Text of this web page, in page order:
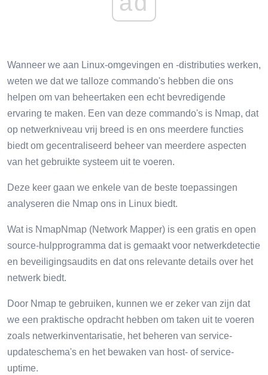
Wanneer we aan Linux-omgevingen en -distributies werken,
weten we dat we talloze commando's hebben die ons
helpen om van beheertaken een echt bevredigende
ervaring te maken. Een van deze commando's is Nmap, dat
op netwerkniveau vrij breed is en ons meerdere functies
biedt om gecentraliseerd beheer van meerdere aspecten
van het gebruikte systeem uit te voeren.
Deze keer gaan we enkele van de beste toepassingen
analyseren die Nmap ons in Linux biedt.
Wat is NmapNmap (Network Mapper) is een gratis en open
source-hulpprogramma dat is gemaakt voor netwerkdetectie
en beveiligingsaudits en dat ons relevante details over het
netwerk biedt.
Door Nmap te gebruiken, kunnen we er zeker van zijn dat
we een praktische opdracht hebben om taken uit te voeren
zoals netwerkinventarisatie, het beheren van service-
updateschema's en het bewaken van host- of service-
uptime.